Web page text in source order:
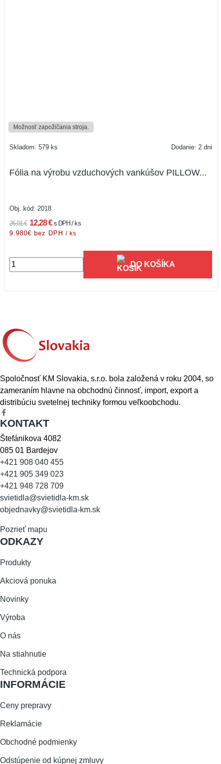
Možnosť zapožičania stroja.
Skladom: 579 ks Dodanie: 2 dni
Fólia na výrobu vzduchových vankúšov PILLOW...
Obj. kód: 2018
26,01 € 12,28 €s DPH / ks
9.980€ bez DPH / ks
DO KOŠÍKA
Spoločnosť KM Slovakia, s.r.o. bola založená v roku 2004, so
zameraním hlavne na obchodnú činnosť, import, export a
distribúciu svetelnej techniky formou veľkoobchodu.
KONTAKT
Štefánikova 4082
085 01 Bardejov
+421 908 040 455
+421 905 349 023
+421 948 728 709
svietidla@svietidla-km.sk
objednavky@svietidla-km.sk
Pozrieť mapu
ODKAZY
Produkty
Akciová ponuka
Novinky
Výroba
O nás
Na stiahnutie
Technická podpora
INFORMÁCIE
Ceny prepravy
Reklamácie
Obchodné podmienky
Odstúpenie od kúpnej zmluvy